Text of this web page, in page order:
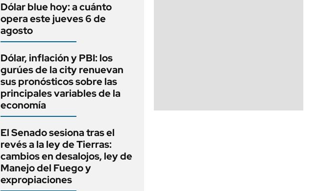
Dólar blue hoy: a cuánto
opera este jueves 6 de
agosto
Dólar, inflación y PBI: los
gurúes de la city renuevan
sus pronósticos sobre las
principales variables de la
economía
El Senado sesiona tras el
revés a la ley de Tierras:
cambios en desalojos, ley de
Manejo del Fuego y
expropiaciones